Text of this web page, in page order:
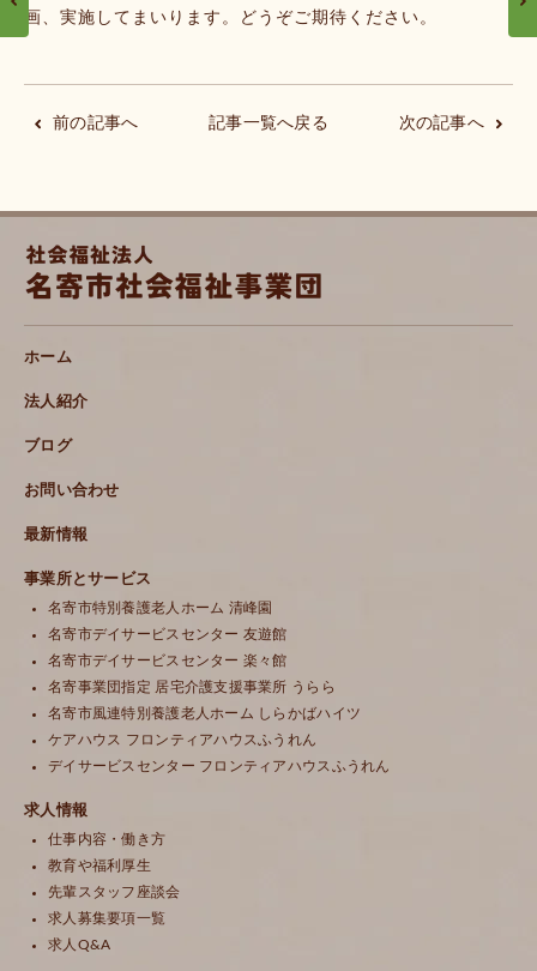
画、実施してまいります。どうぞご期待ください。
前の記事へ 記事一覧へ戻る 次の記事へ
ホーム
法人紹介
ブログ
お問い合わせ
最新情報
事業所とサービス
名寄市特別養護老人ホーム 清峰園
名寄市デイサービスセンター 友遊館
名寄市デイサービスセンター 楽々館
名寄事業団指定 居宅介護支援事業所 うらら
名寄市風連特別養護老人ホーム しらかばハイツ
ケアハウス フロンティアハウスふうれん
デイサービスセンター フロンティアハウスふうれん
求人情報
仕事内容・働き方
教育や福利厚生
先輩スタッフ座談会
求人募集要項一覧
求人Q&A